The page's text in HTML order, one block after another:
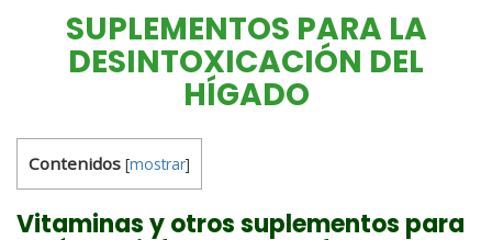
SUPLEMENTOS PARA LA
DESINTOXICACIÓN DEL
HÍGADO
Contenidos [mostrar]
Vitaminas y otros suplementos para